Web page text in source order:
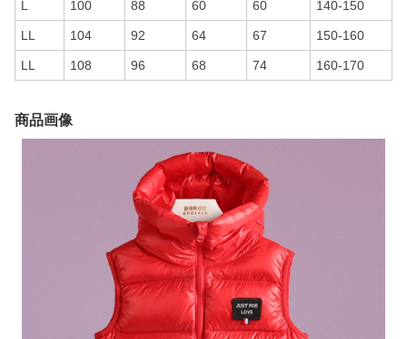
L 100 88 60 60 140-150
LL 104 92 64 67 150-160
LL 108 96 68 74 160-170
商品画像